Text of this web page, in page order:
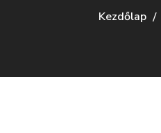
Kezdőlap